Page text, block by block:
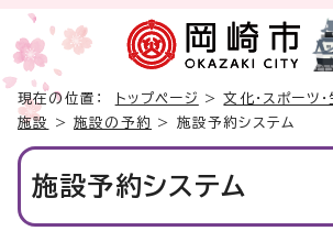
現在の位置： トップページ >文化・スポーツ
施設
>施設の予約 > 施設予約システム
施設予約システム